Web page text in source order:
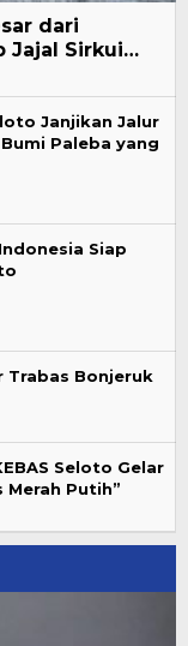
dari
Jajal Sirkui…
Janjikan Jalur
Paleba yang
Siap
Trabas Bonjeruk
Seloto Gelar
Merah Putih”